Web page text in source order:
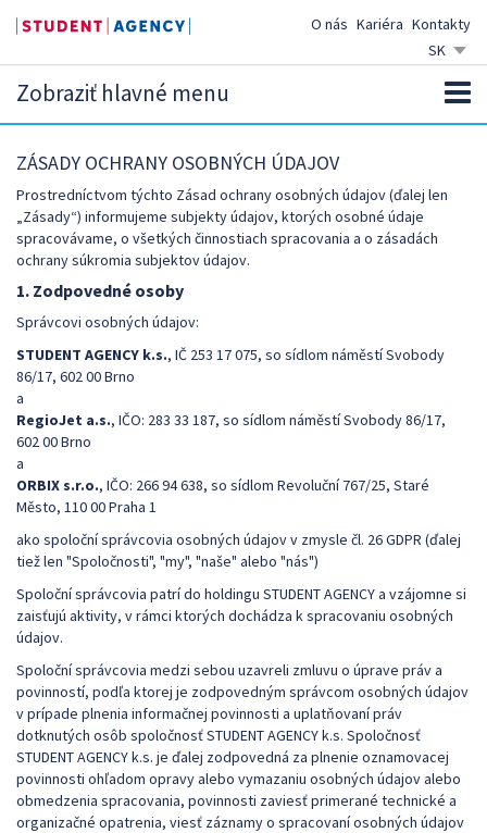
SK
CZ
O nás Kariéra Kontakty
Zobraziť hlavné menu
ZÁSADY OCHRANY OSOBNÝCH ÚDAJOV
Prostredníctvom týchto Zásad ochrany osobných údajov (ďalej len
„Zásady“) informujeme subjekty údajov, ktorých osobné údaje
spracovávame, o všetkých činnostiach spracovania a o zásadách
ochrany súkromia subjektov údajov.
1. Zodpovedné osoby
Správcovi osobných údajov:
STUDENT AGENCY k.s., IČ 253 17 075, so sídlom náměstí Svobody
86/17, 602 00 Brno
a
RegioJet a.s., IČO: 283 33 187, so sídlom náměstí Svobody 86/17,
602 00 Brno
a
ORBIX s.r.o., IČO: 266 94 638, so sídlom Revoluční 767/25, Staré
Město, 110 00 Praha 1
ako spoloční správcovia osobných údajov v zmysle čl. 26 GDPR (ďalej
tiež len "Spoločnosti", "my", "naše" alebo "nás")
Spoloční správcovia patrí do holdingu STUDENT AGENCY a vzájomne si
zaisťujú aktivity, v rámci ktorých dochádza k spracovaniu osobných
údajov.
Spoloční správcovia medzi sebou uzavreli zmluvu o úprave práv a
povinností, podľa ktorej je zodpovedným správcom osobných údajov
v prípade plnenia informačnej povinnosti a uplatňovaní práv
dotknutých osôb spoločnosť STUDENT AGENCY k.s. Spoločnosť
STUDENT AGENCY k.s. je ďalej zodpovedná za plnenie oznamovacej
povinnosti ohľadom opravy alebo vymazaniu osobných údajov alebo
obmedzenia spracovania, povinnosti zaviesť primerané technické a
organizačné opatrenia, viesť záznamy o spracovaní osobných údajov